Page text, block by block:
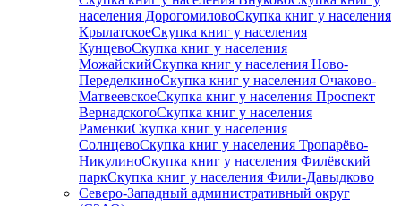
населения ДорогомиловоСкупка книг у населения
КрылатскоеСкупка книг у населения
КунцевоСкупка книг у населения
МожайскийСкупка книг у населения Ново-
ПеределкиноСкупка книг у населения Очаково-
МатвеевскоеСкупка книг у населения Проспект
ВернадскогоСкупка книг у населения
РаменкиСкупка книг у населения
СолнцевоСкупка книг у населения Тропарёво-
НикулиноСкупка книг у населения Филёвский
паркСкупка книг у населения Фили-Давыдково
Северо-Западный административный округ